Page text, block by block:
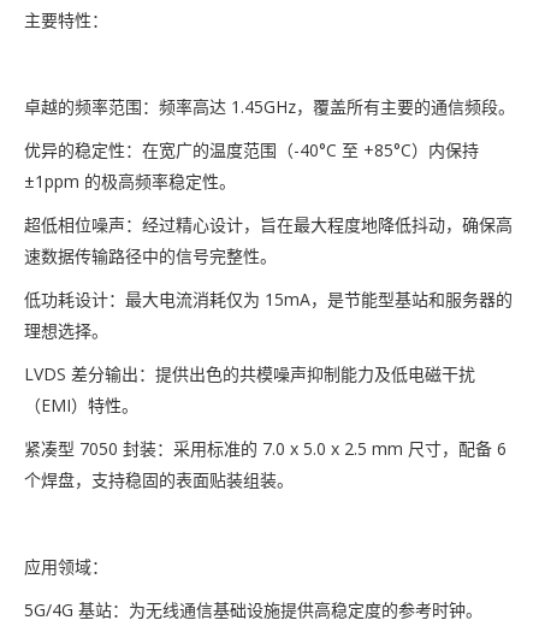
主要特性：
卓越的频率范围：频率高达 1.45GHz，覆盖所有主要的通信频段。
优异的稳定性：在宽广的温度范围（-40°C 至 +85°C）内保持
±1ppm 的极高频率稳定性。
超低相位噪声：经过精心设计，旨在最大程度地降低抖动，确保高
速数据传输路径中的信号完整性。
低功耗设计：最大电流消耗仅为 15mA，是节能型基站和服务器的
理想选择。
LVDS 差分输出：提供出色的共模噪声抑制能力及低电磁干扰
（EMI）特性。
紧凑型 7050 封装：采用标准的 7.0 x 5.0 x 2.5 mm 尺寸，配备 6
个焊盘，支持稳固的表面贴装组装。
应用领域：
5G/4G 基站：为无线通信基础设施提供高稳定度的参考时钟。